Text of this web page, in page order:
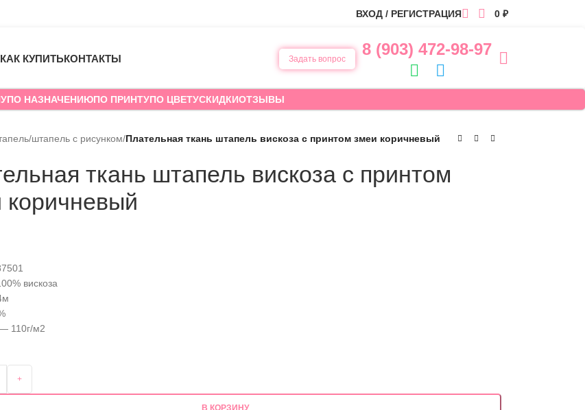
ВХОД / РЕГИСТРАЦИЯ 0 ₽
КАК КУПИТЬКОНТАКТЫ Задать вопрос
8 (903) 472-98-97
ПО НАЗНАЧЕНИЮПО ПРИНТУПО ЦВЕТУСКИДКИОТЗЫВЫ
/штапель с рисунком/Плательная ткань штапель вискоза с принтом змеи коричневый
ткань штапель вискоза с принтом
коричневый
вискоза
110г/м2
+
В КОРЗИНУ